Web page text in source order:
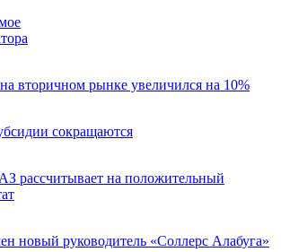
вторичном рынке увеличился на 10%
сокращаются
рассчитывает на положительный
новый руководитель «Соллерс Алабуга»